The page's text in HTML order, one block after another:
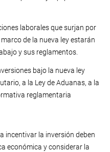
laborales que surjan por
de la nueva ley estarán
y sus reglamentos.
bajo la nueva ley
a la Ley de Aduanas, a la
reglamentaria
incentivar la inversión deben
económica y considerar la